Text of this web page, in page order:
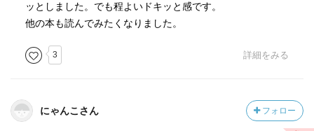
ッとしました。でも程よいドキッと感です。
他の本も読んでみたくなりました。
3 詳細をみる
にゃんこさん フォロー